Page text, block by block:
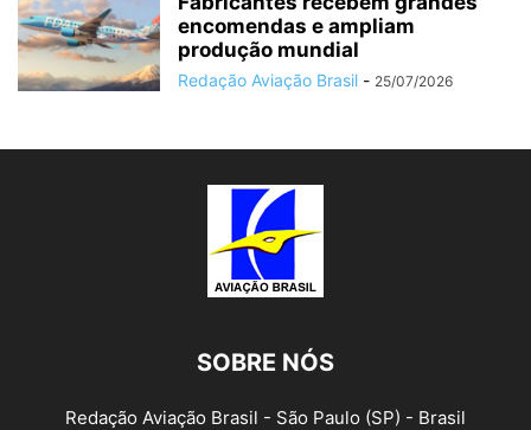
encomendas e ampliam
produção mundial
Redação Aviação Brasil - 25/07/2026
SOBRE NÓS
Redação Aviação Brasil - São Paulo (SP) - Brasil